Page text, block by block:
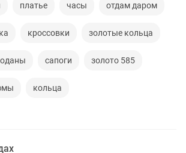
платье часы отдам даром
кроссовки золотые кольца
сапоги золото 585
кольца